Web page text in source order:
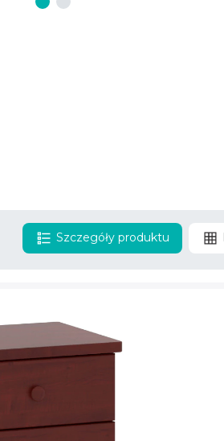
Szczegóły produktu